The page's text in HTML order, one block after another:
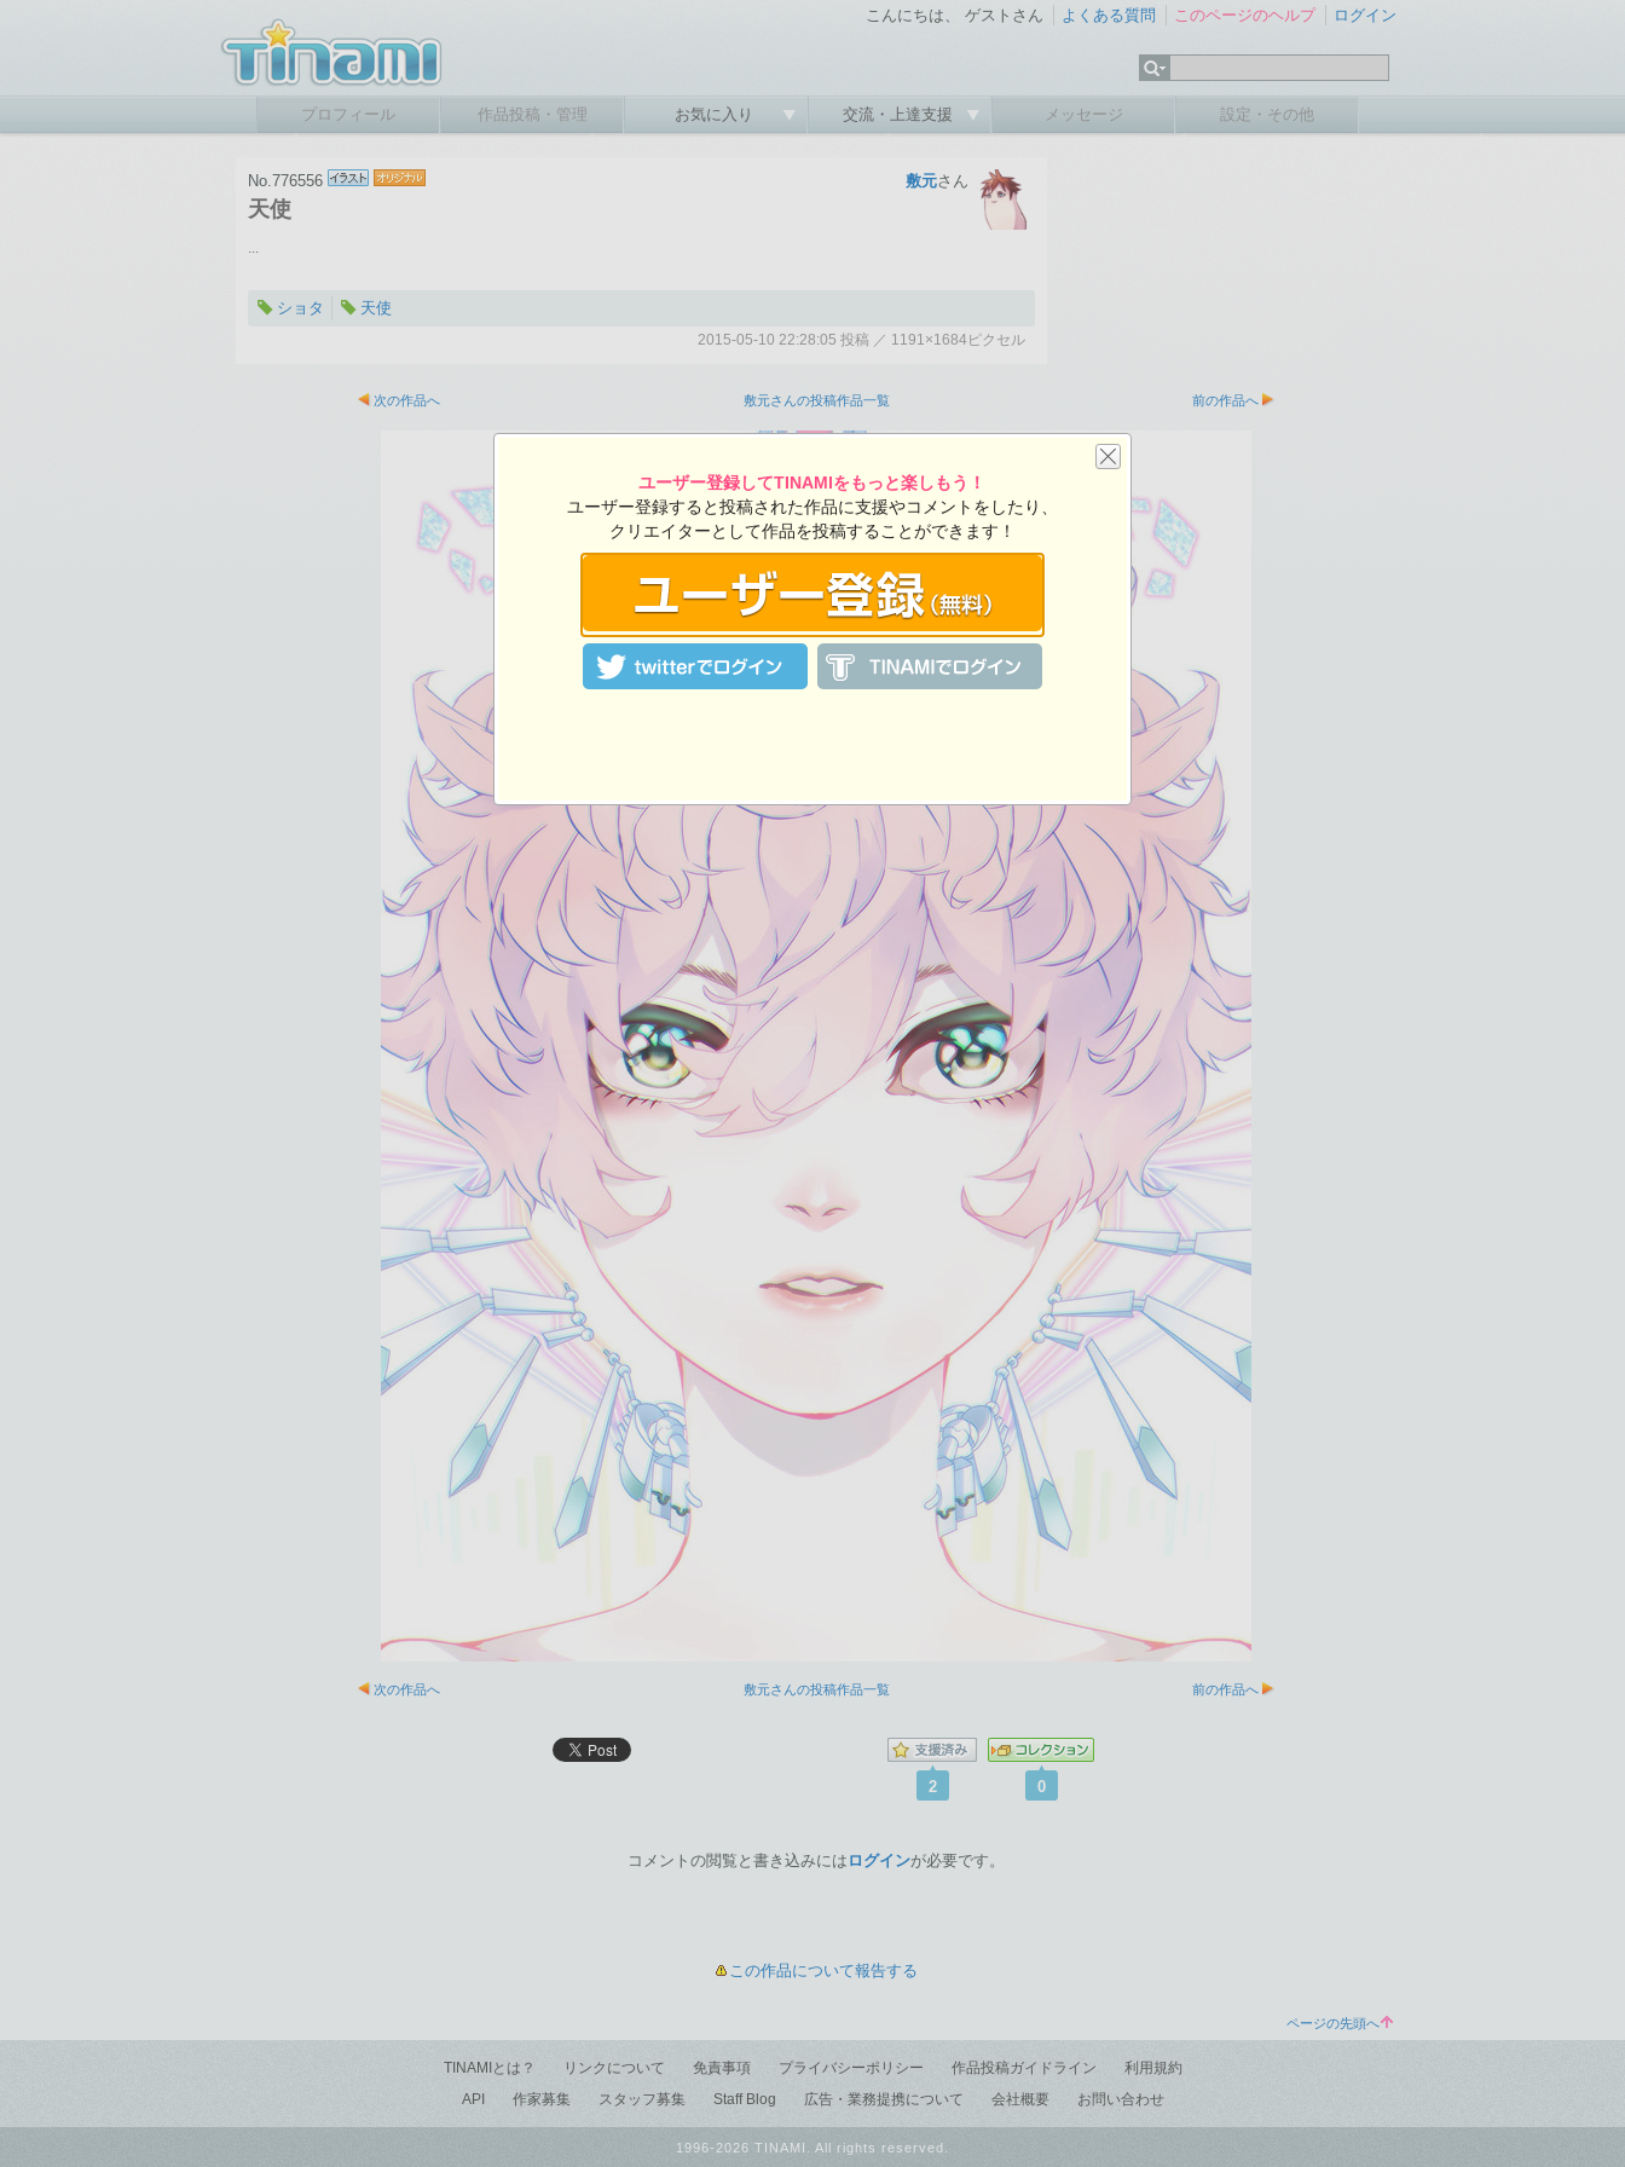
こんにちは、 ゲストさん よくある質問 このページのヘルプ ログイン
プロフィール 作品投稿・管理 お気に入り 交流・上達支援 メッセージ 設定・その他
No.776556
天使
敷元さん
...
ショタ 天使
2015-05-10 22:28:05 投稿 ／ 1191×1684ピクセル
次の作品へ 敷元さんの投稿作品一覧 前の作品へ
1191×1684ピクセル
次の作品へ 敷元さんの投稿作品一覧 前の作品へ
2 0
コメントの閲覧と書き込みには ログインが必要です。
この作品について報告する
ページの先頭へ
TINAMIとは？ リンクについて 免責事項 プライバシーポリシー 作品投稿ガイドライン
利用規約
API
作家募集 スタッフ募集 Staff Blog 広告・業務提携について 会社概要 お問い合わせ
1996-2026 TINAMI. All rights reserved.
ユーザー登録してTINAMIをもっと楽しもう！
ユーザー登録すると投稿された作品に支援やコメントをしたり、
クリエイターとして作品を投稿することができます！